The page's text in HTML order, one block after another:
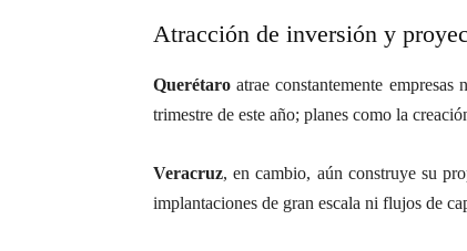
Atracción de inversión y
Querétaro atrae constantemente
trimestre de este año; planes como la
Veracruz, en cambio, aún construye su
implantaciones de gran escala ni flujos de